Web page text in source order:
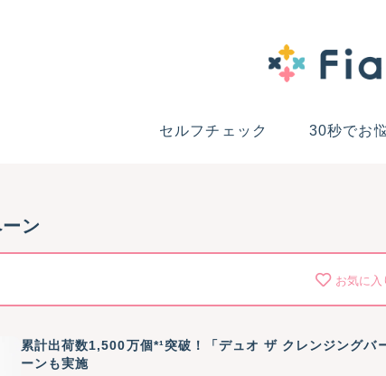
セルフチェック 30秒でお
ン
お気に入
累計出荷数1,500万個*¹突破！「デュオ ザ クレンジング
ーンも実施